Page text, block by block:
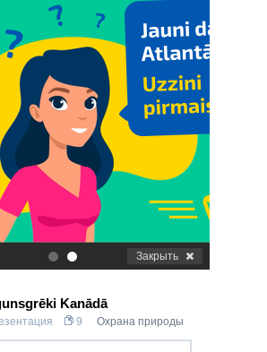
. Закрыть
Kanādā
9 Охрана природы